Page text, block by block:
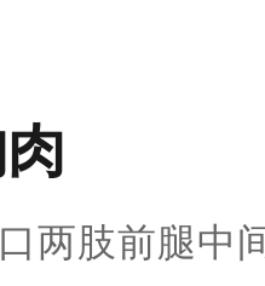
两肢前腿中